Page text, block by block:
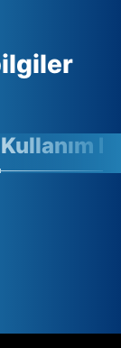
Kullanım